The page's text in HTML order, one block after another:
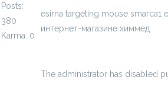
Posts:
380
Karma: 0
esirna targeting mouse smarca1
интернет-магазине химмед
The administrator has disabled